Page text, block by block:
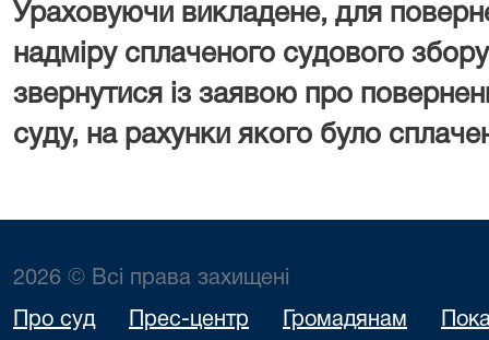
Ураховуючи викладене, для
надміру сплаченого судового
звернутися із заявою про
суду, на рахунки якого було
2026 © Всі права захищені
Про суд Прес-центр Громадянам